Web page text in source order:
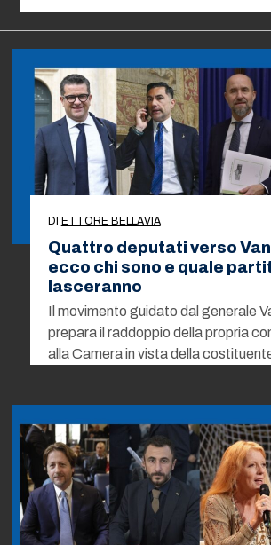
DI ETTORE BELLAVIA
Quattro deputati verso
ecco chi sono e quale
lasceranno
Il movimento guidato dal generale
prepara il raddoppio della propria
alla Camera in vista della